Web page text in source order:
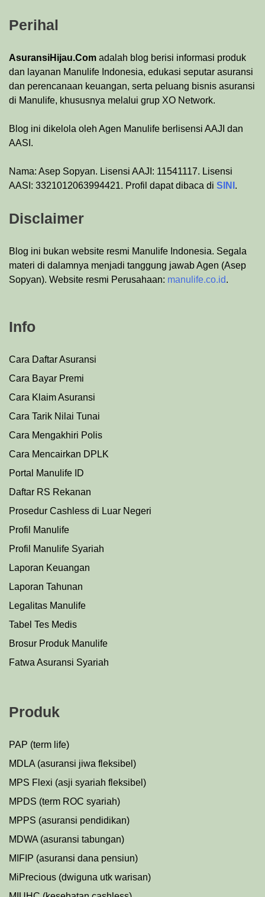
Perihal
AsuransiHijau.Com adalah blog berisi informasi produk
dan layanan Manulife Indonesia, edukasi seputar asuransi
dan perencanaan keuangan, serta peluang bisnis asuransi
di Manulife, khususnya melalui grup XO Network.
Blog ini dikelola oleh Agen Manulife berlisensi AAJI dan
AASI.
Nama: Asep Sopyan. Lisensi AAJI: 11541117. Lisensi
AASI: 3321012063994421. Profil dapat dibaca di SINI .
Disclaimer
Blog ini bukan website resmi Manulife Indonesia. Segala
materi di dalamnya menjadi tanggung jawab Agen (Asep
Sopyan). Website resmi Perusahaan: manulife.co.id.
Info
Cara Daftar Asuransi
Cara Bayar Premi
Cara Klaim Asuransi
Cara Tarik Nilai Tunai
Cara Mengakhiri Polis
Cara Mencairkan DPLK
Portal Manulife ID
Daftar RS Rekanan
Prosedur Cashless di Luar Negeri
Profil Manulife
Profil Manulife Syariah
Laporan Keuangan
Laporan Tahunan
Legalitas Manulife
Tabel Tes Medis
Brosur Produk Manulife
Fatwa Asuransi Syariah
Produk
PAP (term life)
MDLA (asuransi jiwa fleksibel)
MPS Flexi (asji syariah fleksibel)
MPDS (term ROC syariah)
MPPS (asuransi pendidikan)
MDWA (asuransi tabungan)
MIFIP (asuransi dana pensiun)
MiPrecious (dwiguna utk warisan)